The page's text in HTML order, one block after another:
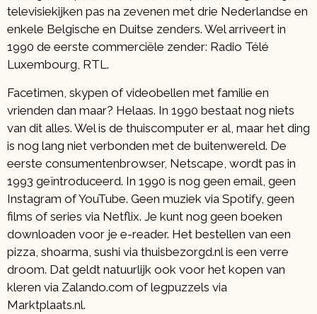
televisiekijken pas na zevenen met drie Nederlandse en
enkele Belgische en Duitse zenders. Wel arriveert in
1990 de eerste commerciële zender: Radio Télé
Luxembourg, RTL.
Facetimen, skypen of videobellen met familie en
vrienden dan maar? Helaas. In 1990 bestaat nog niets
van dit alles. Wel is de thuiscomputer er al, maar het ding
is nog lang niet verbonden met de buitenwereld. De
eerste consumentenbrowser, Netscape, wordt pas in
1993 geïntroduceerd. In 1990 is nog geen email, geen
Instagram of YouTube. Geen muziek via Spotify, geen
films of series via Netflix. Je kunt nog geen boeken
downloaden voor je e-reader. Het bestellen van een
pizza, shoarma, sushi via thuisbezorgd.nl is een verre
droom. Dat geldt natuurlijk ook voor het kopen van
kleren via Zalando.com of legpuzzels via
Marktplaats.nl.